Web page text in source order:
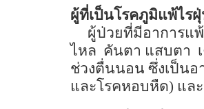
ผู้ที่เป็นโรคภูมิแพ้ไร
ผู้ป่วยที่มีอาการแ
ไหล คันตา แสบตา
ช่วงตื่นนอน ซึ่งเป็นอ
และโรคหอบหืด) แล